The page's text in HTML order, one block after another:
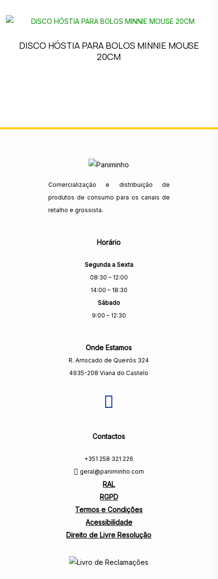
DISCO HÓSTIA PARA BOLOS MINNIE MOUSE
20CM
Comercialização e distribuição de
produtos de consumo para os canais de
retalho e grossista.
Horário
Segunda a Sexta
08:30 – 12:00
14:00 – 18:30
Sábado
9:00 – 12:30
Onde Estamos
R. Arriscado de Queirós 324
4935-208 Viana do Castelo
Contactos
+351 258 321 226
geral@paniminho.com
RAL
RGPD
Termos e Condições
Acessibilidade
Direito de Livre Resolução